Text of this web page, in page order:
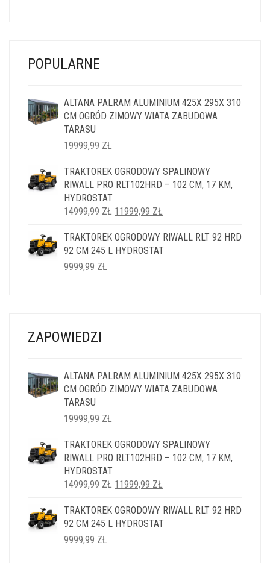
POPULARNE
ALTANA PALRAM ALUMINIUM 425X 295X 310
CM OGRÓD ZIMOWY WIATA ZABUDOWA
TARASU
19999,99 ZŁ
TRAKTOREK OGRODOWY SPALINOWY
RIWALL PRO RLT102HRD – 102 CM, 17 KM,
HYDROSTAT
14999,99ZŁ PIERWOTNA
WYNOSIŁA:
14999,99 ZŁ.
11999,99 ZŁ
WYNOSI:
11999,99 ZŁ.
TRAKTOREK OGRODOWY RIWALL RLT 92 HRD
92 CM 245 L HYDROSTAT
9999,99 ZŁ
ZAPOWIEDZI
ALTANA PALRAM ALUMINIUM 425X 295X 310
CM OGRÓD ZIMOWY WIATA ZABUDOWA
TARASU
19999,99 ZŁ
TRAKTOREK OGRODOWY SPALINOWY
RIWALL PRO RLT102HRD – 102 CM, 17 KM,
HYDROSTAT
14999,99ZŁ PIERWOTNA
WYNOSIŁA:
14999,99 ZŁ.
11999,99 ZŁ
WYNOSI:
11999,99 ZŁ.
TRAKTOREK OGRODOWY RIWALL RLT 92 HRD
92 CM 245 L HYDROSTAT
9999,99 ZŁ